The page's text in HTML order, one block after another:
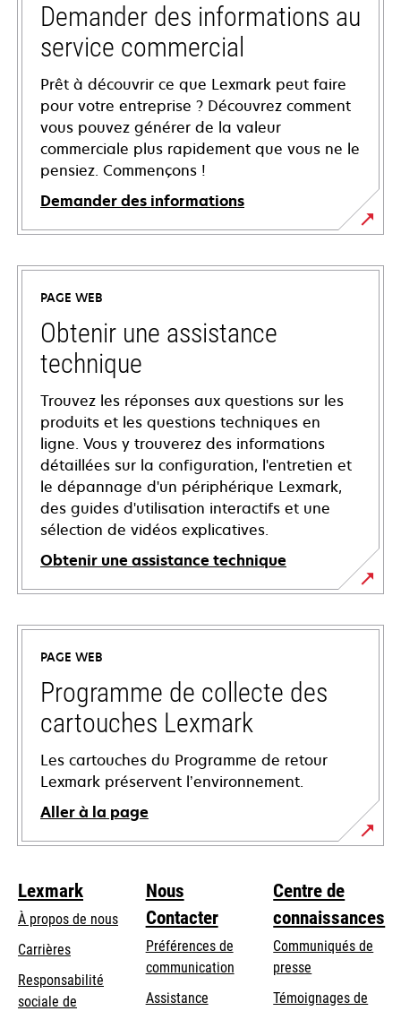
Demander des informations au
service commercial
Prêt à découvrir ce que Lexmark peut faire
pour votre entreprise ? Découvrez comment
vous pouvez générer de la valeur
commerciale plus rapidement que vous ne le
pensiez. Commençons !
Demander des informations
PAGE WEB
Obtenir une assistance
technique
Trouvez les réponses aux questions sur les
produits et les questions techniques en
ligne. Vous y trouverez des informations
détaillées sur la configuration, l'entretien et
le dépannage d'un périphérique Lexmark,
des guides d'utilisation interactifs et une
sélection de vidéos explicatives.
Obtenir une assistance technique
s’ouvre
dans
nouvel
onglet
PAGE WEB
Programme de collecte des
cartouches Lexmark
Les cartouches du Programme de retour
Lexmark préservent l’environnement.
Aller à la page
Lexmark
À propos de nous
Carrières
s’ouvre
dans
Responsabilité
sociale de
Nous
Contacter
Préférences de
communication
s’ouvre
Assistance
Centre de
connaissances
Communiqués de
presse
Témoignages de